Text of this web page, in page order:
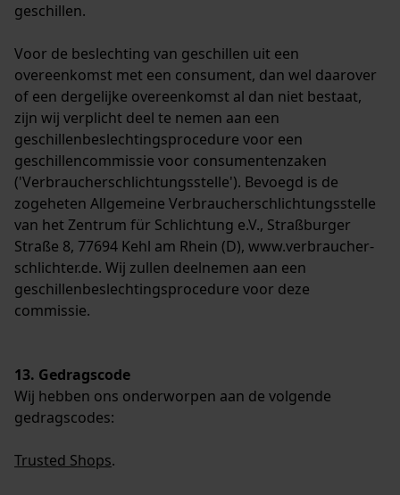
geschillen.
Voor de beslechting van geschillen uit een
overeenkomst met een consument, dan wel daarover
of een dergelijke overeenkomst al dan niet bestaat,
zijn wij verplicht deel te nemen aan een
geschillenbeslechtingsprocedure voor een
geschillencommissie voor consumentenzaken
('Verbraucherschlichtungsstelle'). Bevoegd is de
zogeheten Allgemeine Verbraucherschlichtungsstelle
van het Zentrum für Schlichtung e.V., Straßburger
Straße 8, 77694 Kehl am Rhein (D), www.verbraucher-
schlichter.de. Wij zullen deelnemen aan een
geschillenbeslechtingsprocedure voor deze
commissie.
13. Gedragscode
Wij hebben ons onderworpen aan de volgende
gedragscodes:
Trusted Shops.